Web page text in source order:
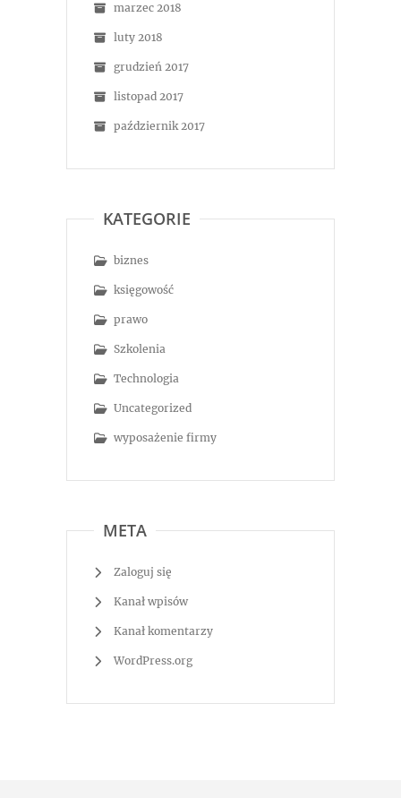
marzec 2018
luty 2018
grudzień 2017
listopad 2017
październik 2017
KATEGORIE
biznes
księgowość
prawo
Szkolenia
Technologia
Uncategorized
wyposażenie firmy
META
Zaloguj się
Kanał wpisów
Kanał komentarzy
WordPress.org